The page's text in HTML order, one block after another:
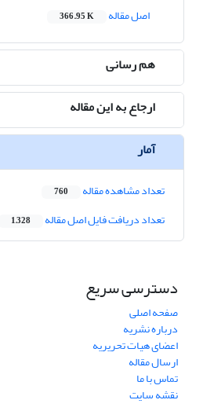
اصل مقاله
366.95 K
هم رسانی
ارجاع به این مقاله
آمار
تعداد مشاهده مقاله 760
تعداد دریافت فایل اصل مقاله 1,328
دسترسی سریع
صفحه اصلی
درباره نشریه
اعضای هیات تحریریه
ارسال مقاله
تماس با ما
نقشه سایت